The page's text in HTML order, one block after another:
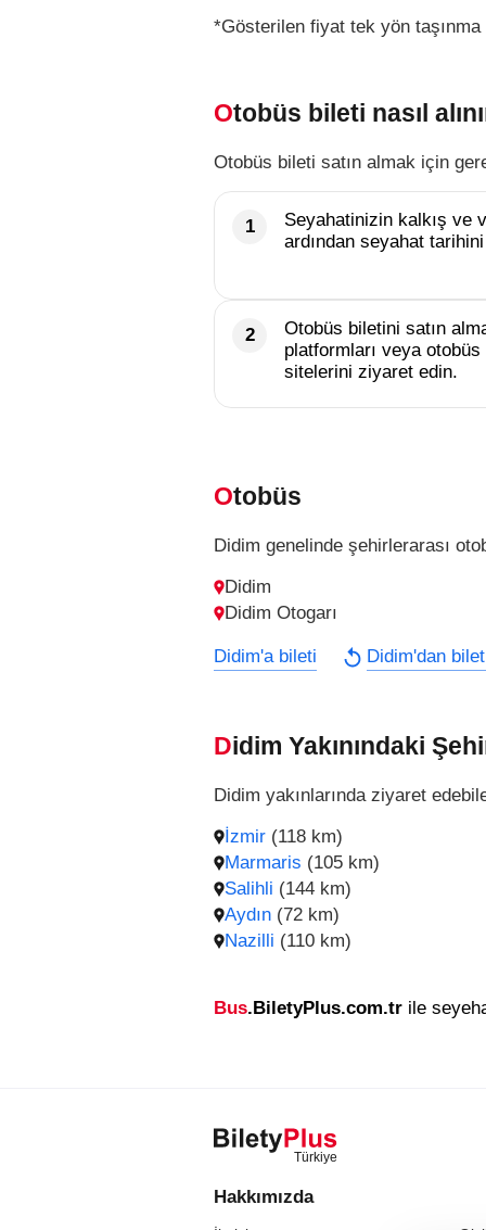
*Gösterilen fiyat tek yön
Otobüs bileti nasıl
Otobüs bileti satın almak için
Seyahatinizin kalkış ve
ardından seyahat
Otobüs biletini satın
platformları veya
sitelerini ziyaret edin.
Otobüs
Didim genelinde şehirlerarası
Didim
Didim Otogarı
Didim'a bileti Didim'dan
Didim Yakınındaki
Didim yakınlarında ziyaret
İzmir (118 km)
Aydın (72 km)
Marmaris (105 km)
Nazilli (110 km)
Salihli (144 km)
Bus.BiletyPlus.com.tr ile
Hakkımızda